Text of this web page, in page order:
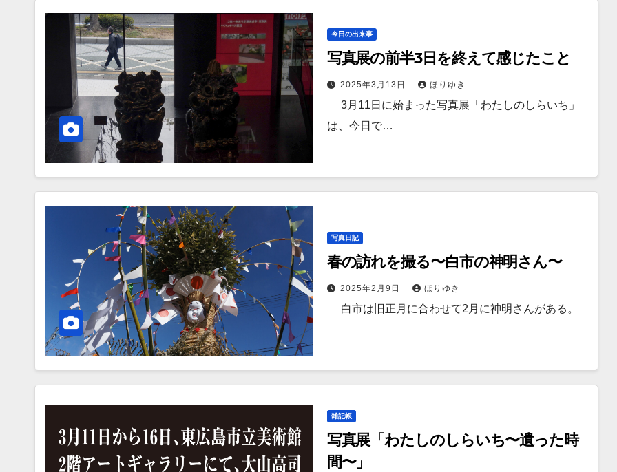
今日の出来事
写真展の前半3日を終えて感じたこと
2025年3月13日 ほりゆき
3月11日に始まった写真展「わたしのしらいち」
は、今日で…
写真日記
春の訪れを撮る〜白市の神明さん〜
2025年2月9日 ほりゆき
白市は旧正月に合わせて2月に神明さんがある。
雑記帳
写真展「わたしのしらいち〜遺った時
間〜」